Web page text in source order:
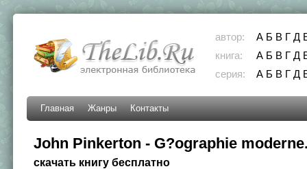
автор: А Б В Г Д
книга:
А Б В Г Д
серия:
А Б В Г Д
Главная Жанры Контакты
John Pinkerton - G?ographie
скачать книгу бесплатно